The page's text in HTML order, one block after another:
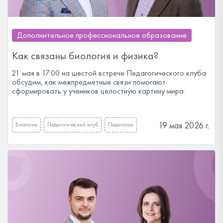
Дополнительное профессиональное образование
Как связаны биология и физика?
21 мая в 17:00 на шестой встрече Педагогического клуба
обсудим, как межпредметные связи помогают
сформировать у учеников целостную картину мира.
Биология Педагогический клуб Педагогам 19 мая 2026 г.